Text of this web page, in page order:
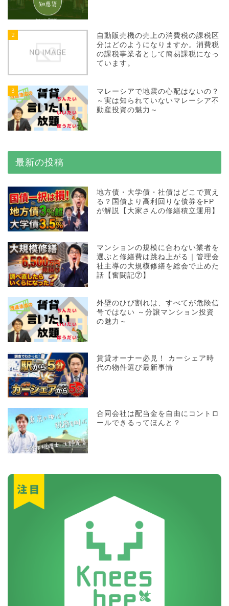
2
自動販売機の売上の消費税の課税区
分はどのようになりますか。消費税
の課税事業者として簡易課税になっ
ています。
3
マレーシアで地震の心配はないの？
～実は知られていないマレーシア不
動産投資の魅力～
最新の投稿
地方債・大学債・社債はどこで買え
る？国債より高利回りな債券をFP
が解説【大家さんの修繕積立運用】
マンションの規模に合わない業者を
選ぶと修繕費は跳ね上がる｜管理会
社主導の大規模修繕を総会で止めた
話【奮闘記⑦】
外壁のひび割れは、すべてが危険信
号ではない ～分譲マンション投資
の魅力～
賃貸オーナー必見！ カーシェア時
代の物件選び最新事情
合同会社は配当金を自由にコントロ
ールできるってほんと？